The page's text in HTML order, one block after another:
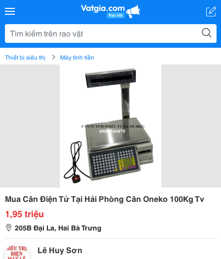
Thiết bị siêu thị Máy tính tiền
Mua Cân Điện Tử Tại Hải Phòng Cân Oneko 100Kg Tv
1,95 triệu
205B Đại La, Hai Bà Trưng
Lê Huy Sơn